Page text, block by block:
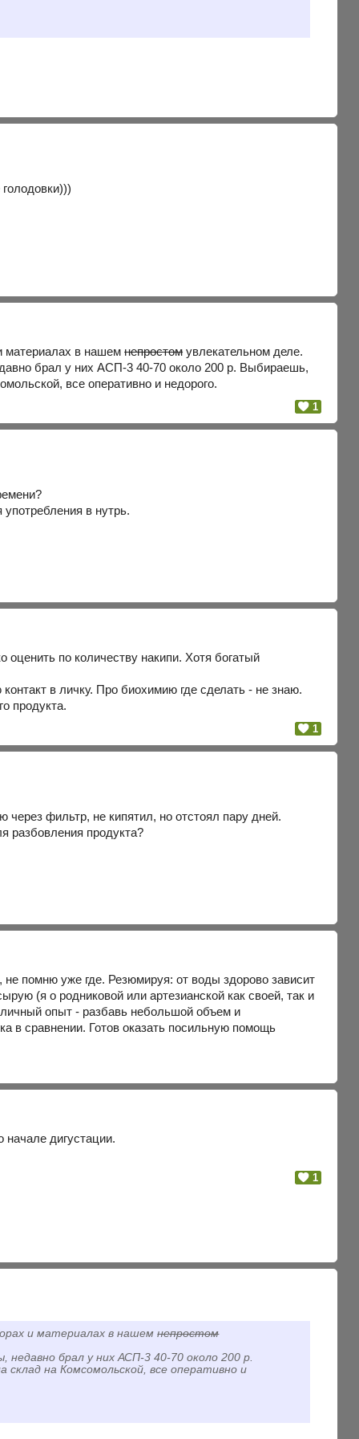
материалах в нашемнепростомувлекательном деле.
брал у них АСП-3 40-70 около 200 р. Выбираешь,
все оперативно и недорого.
1
в нутрь.
по количеству накипи. Хотя богатый
в личку. Про биохимию где сделать - не знаю.
продукта.
1
фильтр, не кипятил, но отстоял пару дней.
разбовления продукта?
помню уже где. Резюмируя: от воды здорово зависит
(я о родниковой или артезианской как своей, так и
опыт - разбавь небольшой объем и
в сравнении. Готов оказать посильную помощь
начале дигустации.
1
и материалах в нашемнепростом
недавно брал у них АСП-3 40-70 около 200 р.
склад на Комсомольской, все оперативно и